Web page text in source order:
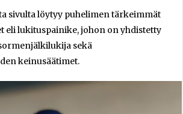
sivulta löytyy puhelimen tärkeimmät
eli lukituspainike, johon on yhdistetty
sekä
keinusäätimet.